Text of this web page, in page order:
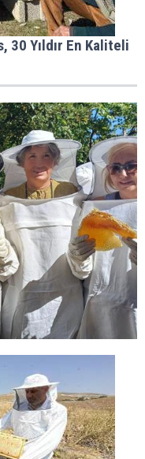
30 Yıldır En Kaliteli